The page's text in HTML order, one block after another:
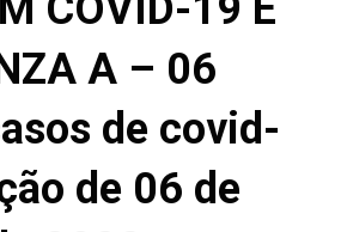
A – 06
de covid-
de 06 de